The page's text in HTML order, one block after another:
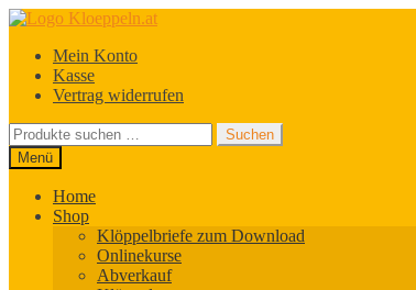
Zur
springen
Zum
springenMein Konto
Kasse
Vertrag widerrufen
Suchen
nach:
Suchen
Menü
Home
Shop
Klöppelbriefe zum Download
Onlinekurse
Abverkauf